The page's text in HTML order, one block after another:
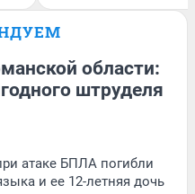
области:
штруделя
атаке БПЛА погибли
и ее 12-летняя дочь